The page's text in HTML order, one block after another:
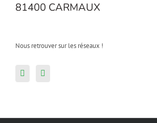
81400 CARMAUX
Nous retrouver sur les réseaux !